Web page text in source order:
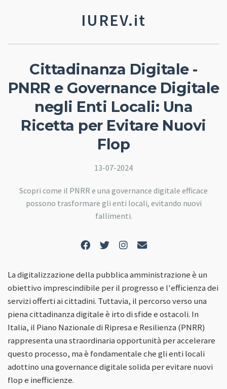
IUREV.it
Cittadinanza Digitale -
PNRR e Governance Digitale
negli Enti Locali: Una
Ricetta per Evitare Nuovi
Flop
13-07-2024
Scopri come il PNRR e una governance digitale efficace
possono trasformare gli enti locali, evitando nuovi
fallimenti.
La digitalizzazione della pubblica amministrazione è un
obiettivo imprescindibile per il progresso e l'efficienza dei
servizi offerti ai cittadini. Tuttavia, il percorso verso una
piena cittadinanza digitale è irto di sfide e ostacoli. In
Italia, il Piano Nazionale di Ripresa e Resilienza (PNRR)
rappresenta una straordinaria opportunità per accelerare
questo processo, ma è fondamentale che gli enti locali
adottino una governance digitale solida per evitare nuovi
flop e inefficienze.